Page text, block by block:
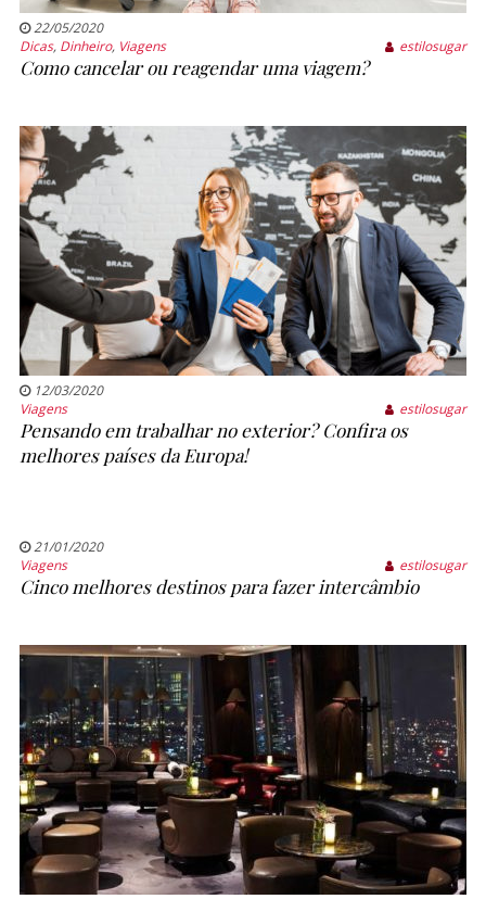
22/05/2020
Dicas, Dinheiro, Viagens estilosugar
Como cancelar ou reagendar uma viagem?
12/03/2020
Viagens
estilosugar
Pensando em trabalhar no exterior? Confira os
melhores países da Europa!
21/01/2020
Viagens
estilosugar
Cinco melhores destinos para fazer intercâmbio